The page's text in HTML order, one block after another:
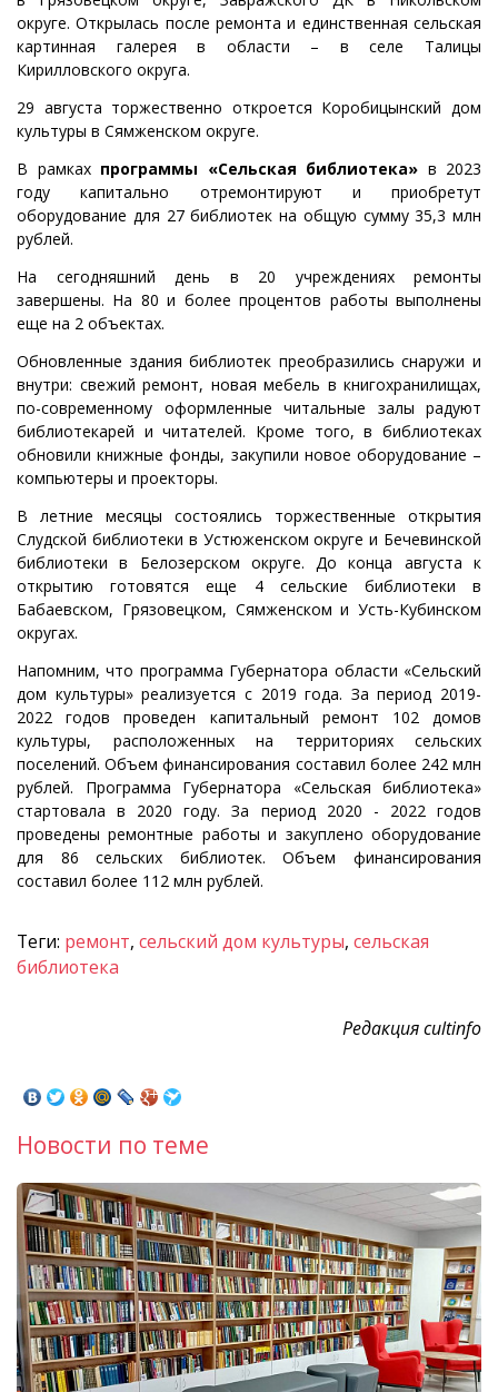
округе. Открылась после ремонта и единственная сельская
картинная галерея в области – в селе Талицы
Кирилловского округа.
29 августа торжественно откроется Коробицынский дом
культуры в Сямженском округе.
В рамках программы «Сельская библиотека» в 2023
году капитально отремонтируют и приобретут
оборудование для 27 библиотек на общую сумму 35,3 млн
рублей.
На сегодняшний день в 20 учреждениях ремонты
завершены. На 80 и более процентов работы выполнены
еще на 2 объектах.
Обновленные здания библиотек преобразились снаружи и
внутри: свежий ремонт, новая мебель в книгохранилищах,
по-современному оформленные читальные залы радуют
библиотекарей и читателей. Кроме того, в библиотеках
обновили книжные фонды, закупили новое оборудование –
компьютеры и проекторы.
В летние месяцы состоялись торжественные открытия
Слудской библиотеки в Устюженском округе и Бечевинской
библиотеки в Белозерском округе. До конца августа к
открытию готовятся еще 4 сельские библиотеки в
Бабаевском, Грязовецком, Сямженском и Усть-Кубинском
округах.
Напомним, что программа Губернатора области «Сельский
дом культуры» реализуется с 2019 года. За период 2019-
2022 годов проведен капитальный ремонт 102 домов
культуры, расположенных на территориях сельских
поселений. Объем финансирования составил более 242 млн
рублей. Программа Губернатора «Сельская библиотека»
стартовала в 2020 году. За период 2020 - 2022 годов
проведены ремонтные работы и закуплено оборудование
для 86 сельских библиотек. Объем финансирования
составил более 112 млн рублей.
Теги: ремонт, сельский дом культуры, сельская
библиотека
Редакция cultinfo
Новости по теме